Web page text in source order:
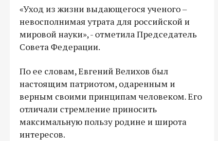
«Уход из жизни выдающегося ученого –
невосполнимая утрата для российской и
мировой науки», - отметила Председатель
Совета Федерации.
По ее словам, Евгений Велихов был
настоящим патриотом, одаренным и
верным своими принципам человеком. Его
отличали стремление приносить
максимальную пользу родине и широта
интересов.